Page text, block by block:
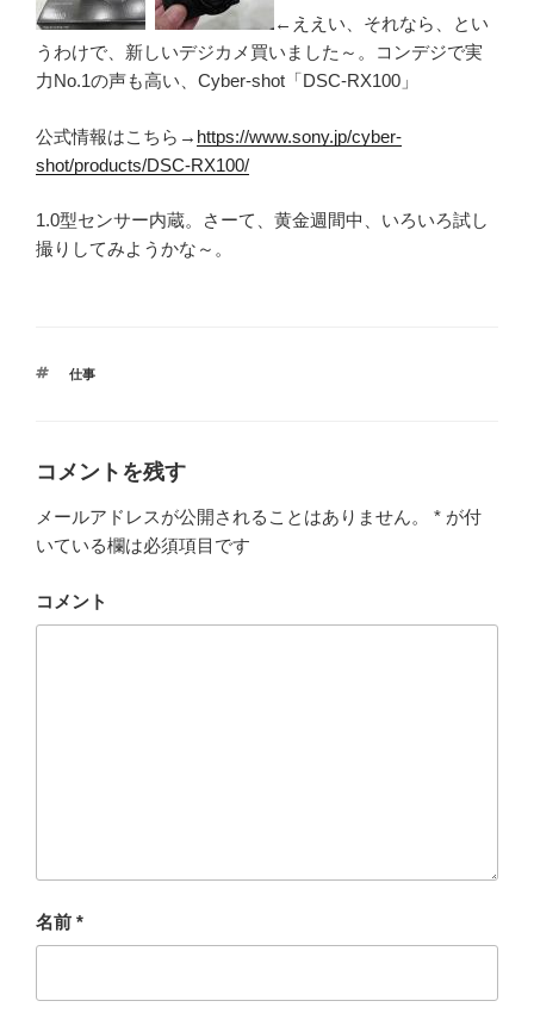
←ええい、それなら、とい
うわけで、新しいデジカメ買いました～。コンデジで実
力No.1の声も高い、Cyber-shot「DSC-RX100」
公式情報はこちら→ https://www.sony.jp/cyber-
shot/products/DSC-RX100/
1.0型センサー内蔵。さーて、黄金週間中、いろいろ試し
撮りしてみようかな～。
タ
仕事
コメントを残す
メールアドレスが公開されることはありません。 * が付
いている欄は必須項目です
コメント
名前 *